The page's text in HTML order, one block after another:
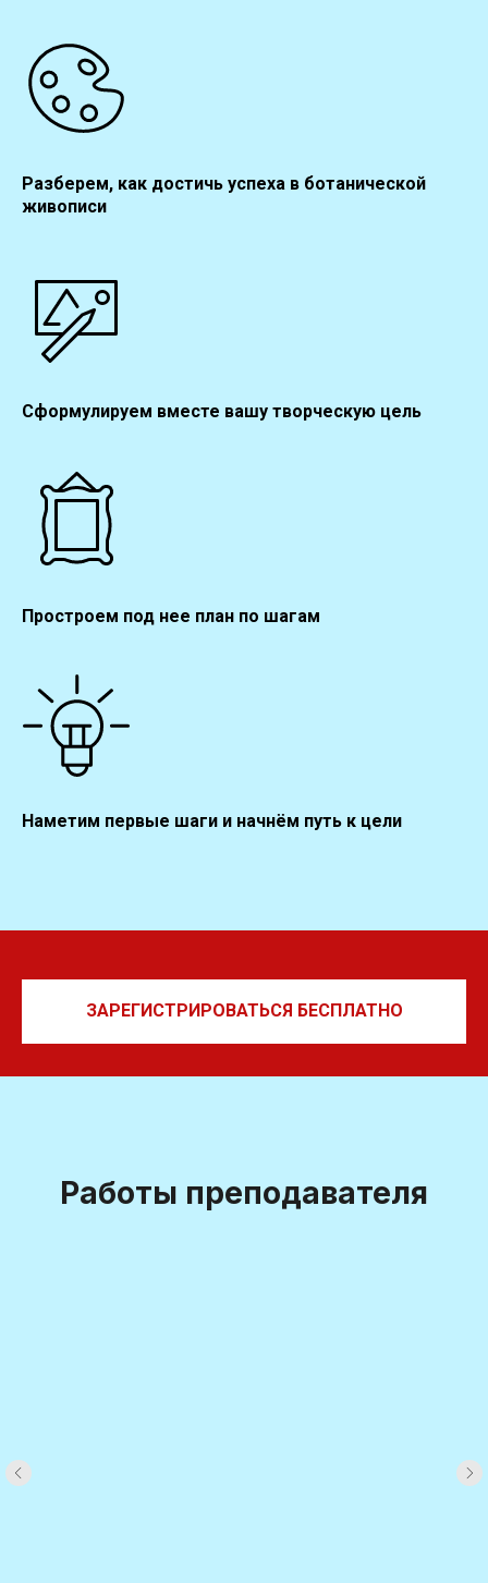
Разберем, как достичь успеха в ботанической
живописи
Сформулируем вместе вашу творческую цель
Простроем под нее план по шагам
Наметим первые шаги и начнём путь к цели
ЗАРЕГИСТРИРОВАТЬСЯ БЕСПЛАТНО
Работы преподавателя